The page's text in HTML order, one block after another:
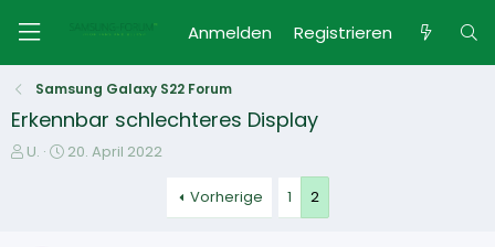
Anmelden Registrieren
Samsung Galaxy S22 Forum
Erkennbar schlechteres Display
EU.
E
20. April 2022
Vorherige 1 2